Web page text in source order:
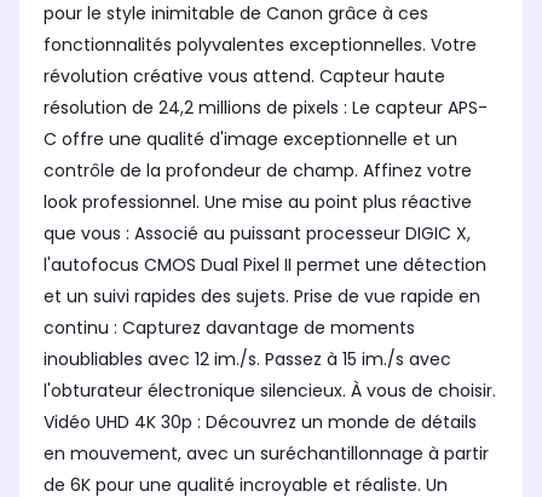
pour le style inimitable de Canon grâce à ces
fonctionnalités polyvalentes exceptionnelles. Votre
révolution créative vous attend. Capteur haute
résolution de 24,2 millions de pixels : Le capteur APS-
C offre une qualité d'image exceptionnelle et un
contrôle de la profondeur de champ. Affinez votre
look professionnel. Une mise au point plus réactive
que vous : Associé au puissant processeur DIGIC X,
l'autofocus CMOS Dual Pixel II permet une détection
et un suivi rapides des sujets. Prise de vue rapide en
continu : Capturez davantage de moments
inoubliables avec 12 im./s. Passez à 15 im./s avec
l'obturateur électronique silencieux. À vous de choisir.
Vidéo UHD 4K 30p : Découvrez un monde de détails
en mouvement, avec un suréchantillonnage à partir
de 6K pour une qualité incroyable et réaliste. Un